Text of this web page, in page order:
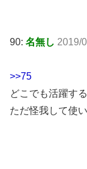
90: 名無し 2019/
>>75
どこでも活躍す
ただ怪我して使